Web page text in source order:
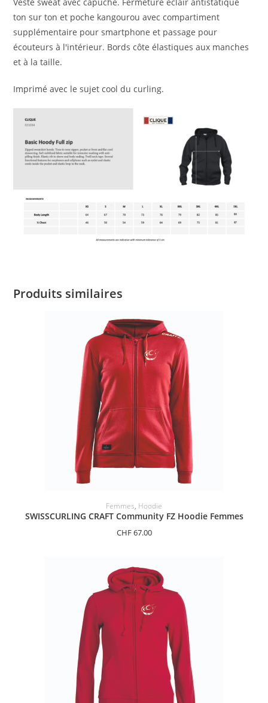
ton sur ton et poche kangourou avec compartiment
supplémentaire pour smartphone et passage pour
écouteurs à l'intérieur. Bords côte élastiques aux manches
et à la taille.
Imprimé avec le sujet cool du curling.
Produits similaires
SÉLECTIONNER LES OPTIONS
Femmes, Hoodie
SWISSCURLING CRAFT Community FZ Hoodie Femmes
CHF67.00